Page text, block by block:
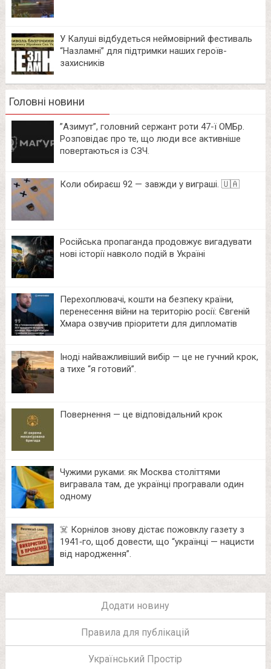
У Калуші відбудеться неймовірний фестиваль
“Назламні” для підтримки наших героїв-
захисників
Головні новини
⁨”Азимут”, головний сержант роти 47-ї ОМБр.
Розповідає про те, що люди все активніше
повертаються із СЗЧ.
Коли обираєш 92 — завжди у виграші. 🇺🇦
Російська пропаганда продовжує вигадувати
нові історії навколо подій в Україні
Перехоплювачі, кошти на безпеку країни,
перенесення війни на територію росії: Євгеній
Хмара озвучив пріоритети для дипломатів
Іноді найважливіший вибір — це не гучний крок,
а тихе “я готовий”.
Повернення — це відповідальний крок
Чужими руками: як Москва століттями
вигравала там, де українці програвали один
одному
☠️ Корнілов знову дістає пожовклу газету з
1941‑го, щоб довести, що “українці — нацисти
від народження”.
Додати новину
Правила для публікацій
Український Простір